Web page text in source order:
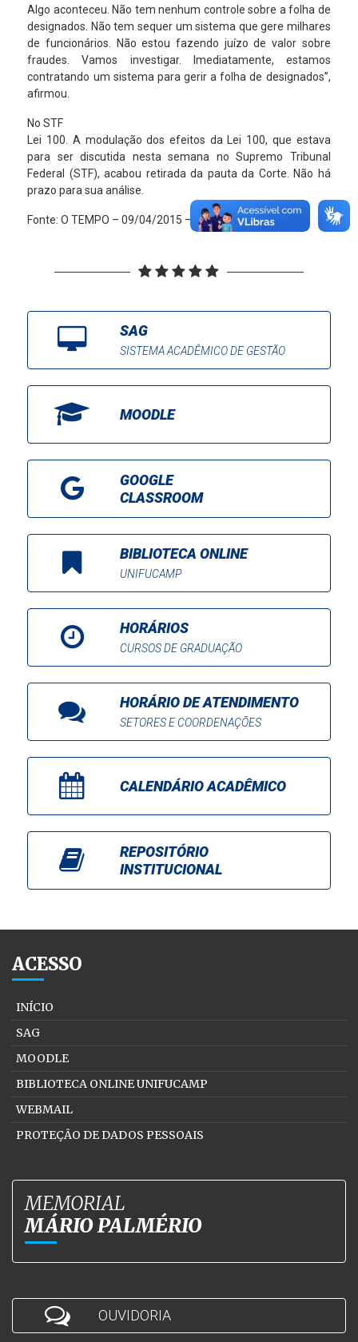
Algo aconteceu. Não tem nenhum controle sobre a folha de
designados. Não tem sequer um sistema que gere milhares
de funcionários. Não estou fazendo juízo de valor sobre
fraudes. Vamos investigar. Imediatamente, estamos
contratando um sistema para gerir a folha de designados”,
afirmou.
No STF
Lei 100. A modulação dos efeitos da Lei 100, que estava
para ser discutida nesta semana no Supremo Tribunal
Federal (STF), acabou retirada da pauta da Corte. Não há
prazo para sua análise.
Fonte: O TEMPO – 09/04/2015 – BELO HORIZONTE, MG
SAG
SISTEMA ACADÊMICO DE GESTÃO
MOODLE
GOOGLE
CLASSROOM
BIBLIOTECA ONLINE
UNIFUCAMP
HORÁRIOS
CURSOS DE GRADUAÇÃO
HORÁRIO DE ATENDIMENTO
SETORES E COORDENAÇÕES
CALENDÁRIO ACADÊMICO
REPOSITÓRIO
INSTITUCIONAL
ACESSO
INÍCIO
SAG
MOODLE
BIBLIOTECA ONLINE UNIFUCAMP
WEBMAIL
PROTEÇÃO DE DADOS PESSOAIS
MEMORIAL
MÁRIO PALMÉRIO
OUVIDORIA